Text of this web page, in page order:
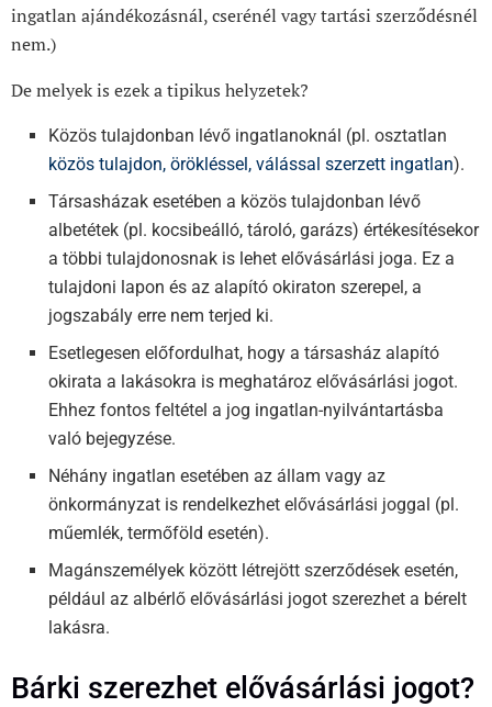
ingatlan ajándékozásnál, cserénél vagy tartási szerződésnél
nem.)
De melyek is ezek a tipikus helyzetek?
Közös tulajdonban lévő ingatlanoknál (pl. osztatlan
közös tulajdon, örökléssel, válással szerzett ingatlan).
Társasházak esetében a közös tulajdonban lévő
albetétek (pl. kocsibeálló, tároló, garázs) értékesítésekor
a többi tulajdonosnak is lehet elővásárlási joga. Ez a
tulajdoni lapon és az alapító okiraton szerepel, a
jogszabály erre nem terjed ki.
Esetlegesen előfordulhat, hogy a társasház alapító
okirata a lakásokra is meghatároz elővásárlási jogot.
Ehhez fontos feltétel a jog ingatlan-nyilvántartásba
való bejegyzése.
Néhány ingatlan esetében az állam vagy az
önkormányzat is rendelkezhet elővásárlási joggal (pl.
műemlék, termőföld esetén).
Magánszemélyek között létrejött szerződések esetén,
például az albérlő elővásárlási jogot szerezhet a bérelt
lakásra.
Bárki szerezhet elővásárlási jogot?